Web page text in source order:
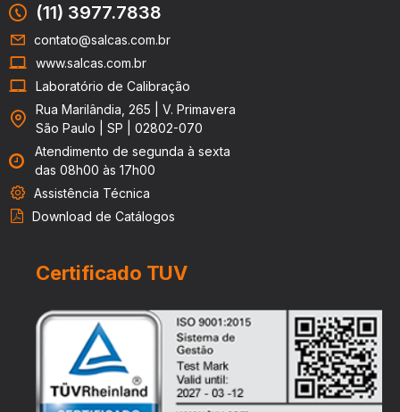
Praia Grande, Presidente Prudente, Ribeirão Pires, Ribeirão Preto,
Rio Claro, Salto, Santa Bárbara d'Oeste, Santana de Parnaíba,
Santo André, Santos, São Bernardo do Campo, São Caetano do
Sul, São Carlos, São José do Rio Preto, São José dos Campos,
São Vicente, Sertãozinho, Sorocaba, Sumaré, Suzano, Taboão da
Serra, Tatuí, Taubaté, Valinhos, Várzea Paulista, Votorantim, dentre
outras
(11) 3977.7838
contato@salcas.com.br
www.salcas.com.br
Laboratório de Calibração
Rua Marilândia, 265 | V. Primavera
São Paulo | SP | 02802-070
Atendimento de segunda à sexta
das 08h00 às 17h00
Assistência Técnica
Download de Catálogos
Certificado TUV